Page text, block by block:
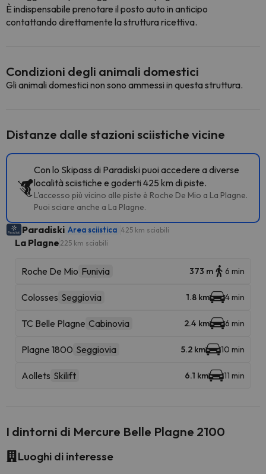
È indispensabile prenotare il posto auto in anticipo
contattando direttamente la struttura ricettiva.
Condizioni degli animali domestici
Gli animali domestici non sono ammessi in questa struttura.
Distanze dalle stazioni sciistiche vicine
Con lo Skipass di Paradiski puoi accedere a diverse
località sciistiche e goderti 425 km di piste.
L'accesso più vicino alle piste è Roche De Mio a La Plagne.
Puoi sciare anche a La Plagne.
Paradiski Area sciistica 425 km sciabili
La Plagne 225 km sciabili
Roche De Mio Funivia 373 m 6 min
Colosses Seggiovia 1.8 km 4 min
TC Belle Plagne Cabinovia 2.4 km 6 min
Plagne 1800 Seggiovia 5.2 km 10 min
Aollets Skilift 6.1 km 11 min
I dintorni di Mercure Belle Plagne 2100
Luoghi di interesse